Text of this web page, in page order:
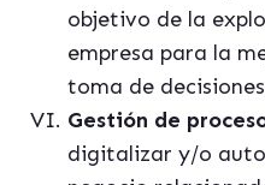
objetivo de la
empresa para la
toma de
Gestión de
digitalizar y/o